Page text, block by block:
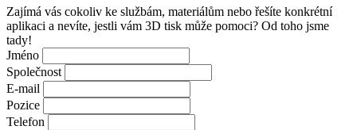
Zajímá vás cokoliv ke službám, materiálům nebo řešíte konkrétní
aplikaci a nevíte, jestli vám 3D tisk může pomoci? Od toho jsme
tady!
Jméno
Společnost
E-mail
Pozice
Telefon